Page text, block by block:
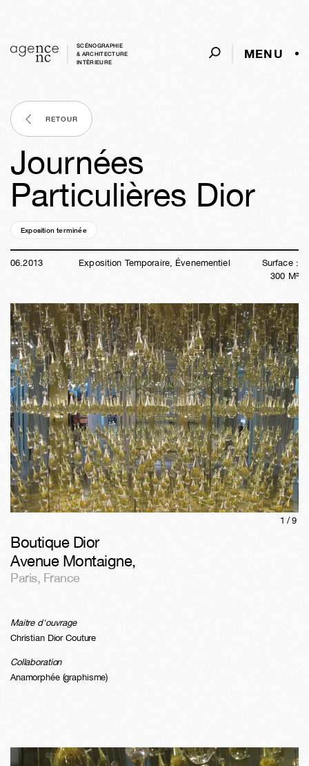
SCÉNOGRAPHIE
& ARCHITECTURE
INTÈRIEURE
MENU
RETOUR
Journées
Particulières Dior
Exposition terminée
06.2013 Exposition Temporaire, Évenementiel
Surface :
300 M²
1/9
Boutique Dior
Avenue Montaigne,
Paris, France
Maitre d'ouvrage
Christian Dior Couture
Collaboration
Anamorphée (graphisme)